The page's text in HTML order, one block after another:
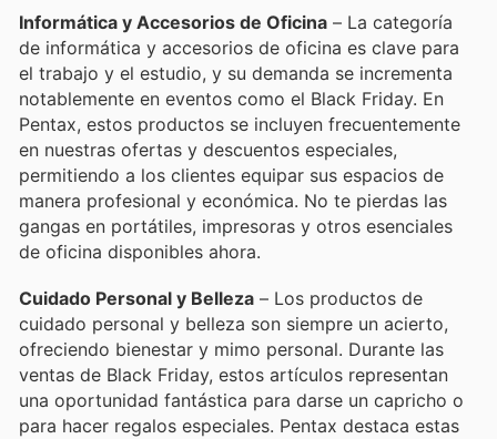
Informática y Accesorios de Oficina – La categoría
de informática y accesorios de oficina es clave para
el trabajo y el estudio, y su demanda se incrementa
notablemente en eventos como el Black Friday. En
Pentax, estos productos se incluyen frecuentemente
en nuestras ofertas y descuentos especiales,
permitiendo a los clientes equipar sus espacios de
manera profesional y económica. No te pierdas las
gangas en portátiles, impresoras y otros esenciales
de oficina disponibles ahora.
Cuidado Personal y Belleza – Los productos de
cuidado personal y belleza son siempre un acierto,
ofreciendo bienestar y mimo personal. Durante las
ventas de Black Friday, estos artículos representan
una oportunidad fantástica para darse un capricho o
para hacer regalos especiales. Pentax destaca estas